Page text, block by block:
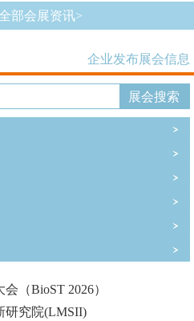
部会展资讯>
企业发布展会信息
（BioST 2026）
研究院(LMSII)